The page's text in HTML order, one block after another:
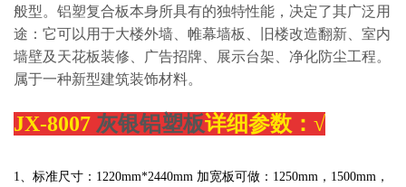
般型。铝塑复合板本身所具有的独特性能，决定了其广泛用
途：它可以用于大楼外墙、帷幕墙板、旧楼改造翻新、室内
墙壁及天花板装修、广告招牌、展示台架、净化防尘工程。
属于一种新型建筑装饰材料。
JX-8007 灰银铝塑板详细参数：√
1、标准尺寸： 1220mm*2440mm 加宽板可做： 1250mm，1500mm，